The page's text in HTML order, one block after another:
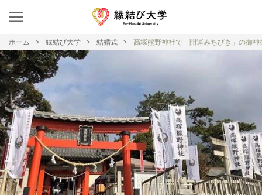
ホーム 縁結び大学 結婚式 高塚熊野神社で「開運みちびき」の御